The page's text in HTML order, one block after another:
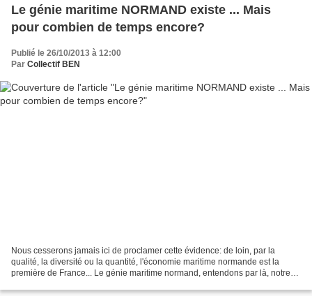
Le génie maritime NORMAND existe ... Mais
pour combien de temps encore?
Publié le 26/10/2013 à 12:00
Par Collectif BEN
Nous cesserons jamais ici de proclamer cette évidence: de loin, par la
qualité, la diversité ou la quantité, l'économie maritime normande est la
première de France... Le génie maritime normand, entendons par là, notre